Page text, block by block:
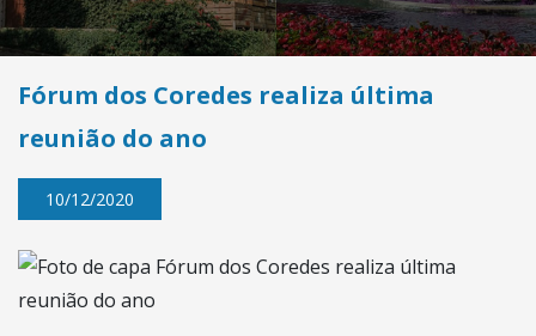
Fórum dos Coredes realiza última
reunião do ano
10/12/2020